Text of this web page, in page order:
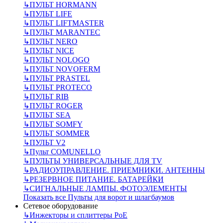
↳ПУЛЬТ HORMANN
↳ПУЛЬТ LIFE
↳ПУЛЬТ LIFTMASTER
↳ПУЛЬТ MARANTEC
↳ПУЛЬТ NERO
↳ПУЛЬТ NICE
↳ПУЛЬТ NOLOGO
↳ПУЛЬТ NOVOFERM
↳ПУЛЬТ PRASTEL
↳ПУЛЬТ PROTECO
↳ПУЛЬТ RIB
↳ПУЛЬТ ROGER
↳ПУЛЬТ SEA
↳ПУЛЬТ SOMFY
↳ПУЛЬТ SOMMER
↳ПУЛЬТ V2
↳Пульт СOMUNELLO
↳ПУЛЬТЫ УНИВЕРСАЛЬНЫЕ ДЛЯ TV
↳РАДИОУПРАВЛЕНИЕ. ПРИЕМНИКИ. АНТЕННЫ
↳РЕЗЕРВНОЕ ПИТАНИЕ. БАТАРЕЙКИ
↳СИГНАЛЬНЫЕ ЛАМПЫ. ФОТОЭЛЕМЕНТЫ
Показать все Пульты для ворот и шлагбаумов
Сетевое оборудование
↳Инжекторы и сплиттеры РоЕ